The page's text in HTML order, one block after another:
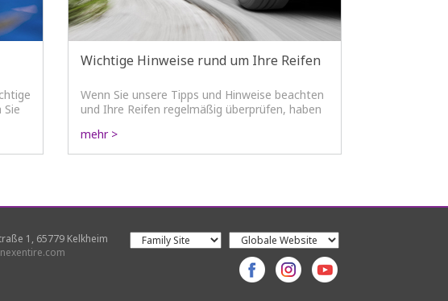
Sie
Wichtige Hinweise rund um Ihre Reifen
Wenn Sie unsere Tipps und Hinweise beachten
und Ihre Reifen regelmäßig überprüfen, haben
Beschädigungen zu vermeiden.
mehr >
1, 65779 Kelkheim